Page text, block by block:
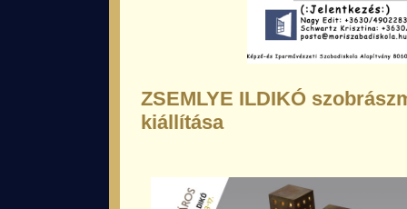
ZSEMLYE ILDIKÓ
kiállítása